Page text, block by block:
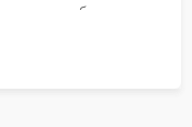
стабильности
корпуса.